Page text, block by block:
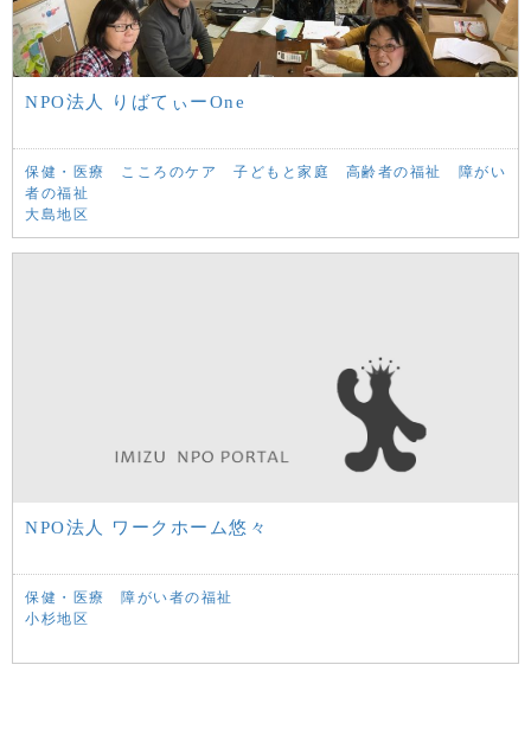
NPO法人 りばてぃーOne
保健・医療 こころのケア 子どもと家庭 高齢者の福祉
障がい
者の福祉
大島地区
NPO法人 ワークホーム悠々
保健・医療
障がい者の福祉
小杉地区